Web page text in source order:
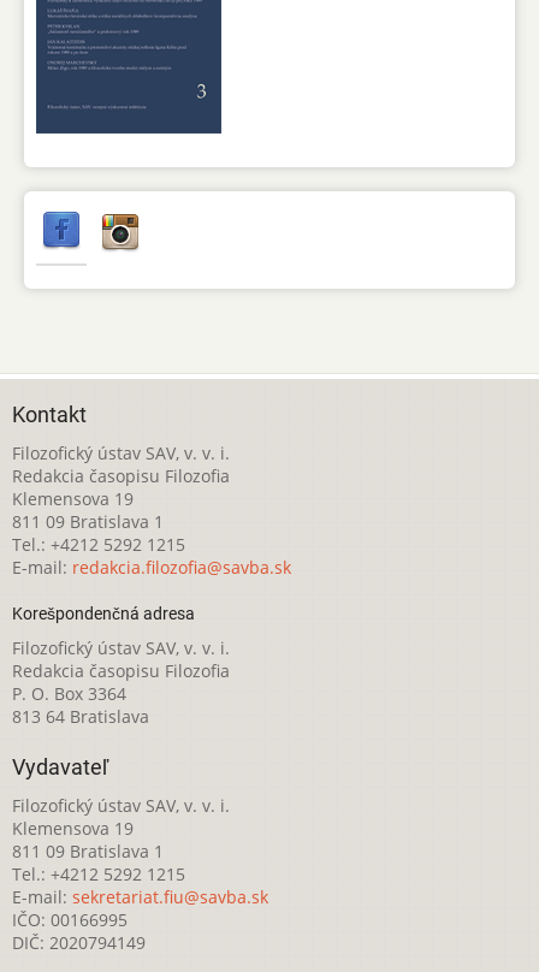
Kontakt
Filozofický ústav SAV, v. v. i.
Redakcia časopisu Filozofia
Klemensova 19
811 09 Bratislava 1
Tel.: +4212 5292 1215
E-mail: redakcia.filozofia@savba.sk
Korešpondenčná adresa
Filozofický ústav SAV, v. v. i.
Redakcia časopisu Filozofia
P. O. Box 3364
813 64 Bratislava
Vydavateľ
Filozofický ústav SAV, v. v. i.
Klemensova 19
811 09 Bratislava 1
Tel.: +4212 5292 1215
E-mail: sekretariat.fiu@savba.sk
IČO: 00166995
DIČ: 2020794149